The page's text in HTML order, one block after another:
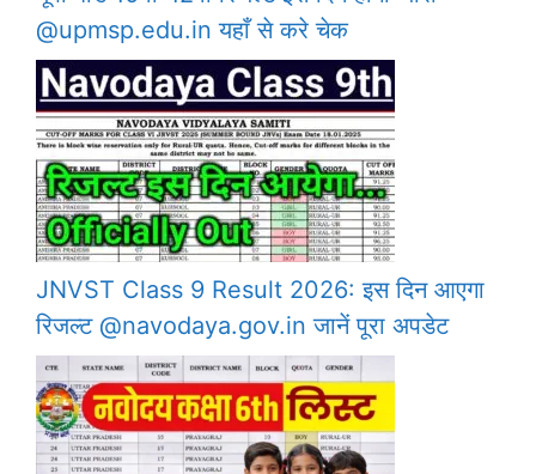
@upmsp.edu.in यहाँ से करे चेक
JNVST Class 9 Result 2026: इस दिन आएगा
रिजल्ट @navodaya.gov.in जानें पूरा अपडेट